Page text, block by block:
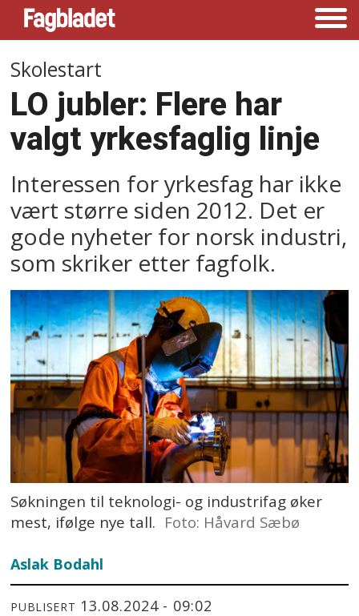
Skolestart
LO jubler: Flere har
valgt yrkesfaglig linje
Interessen for yrkesfag har ikke
vært større siden 2012. Det er
gode nyheter for norsk industri,
som skriker etter fagfolk.
Søkningen til teknologi- og industrifag øker
mest, ifølge nye tall. Foto: Håvard Sæbø
Aslak Bodahl
PUBLISERT 13.08.2024 - 09:02